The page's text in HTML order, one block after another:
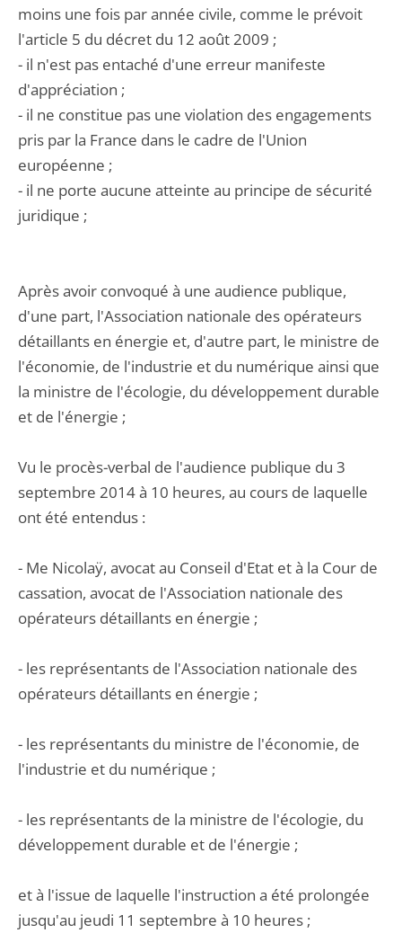
moins une fois par année civile, comme le prévoit
l'article 5 du décret du 12 août 2009 ;
- il n'est pas entaché d'une erreur manifeste
d'appréciation ;
- il ne constitue pas une violation des engagements
pris par la France dans le cadre de l'Union
européenne ;
- il ne porte aucune atteinte au principe de sécurité
juridique ;
Après avoir convoqué à une audience publique,
d'une part, l'Association nationale des opérateurs
détaillants en énergie et, d'autre part, le ministre de
l'économie, de l'industrie et du numérique ainsi que
la ministre de l'écologie, du développement durable
et de l'énergie ;
Vu le procès-verbal de l'audience publique du 3
septembre 2014 à 10 heures, au cours de laquelle
ont été entendus :
- Me Nicolaÿ, avocat au Conseil d'Etat et à la Cour de
cassation, avocat de l'Association nationale des
opérateurs détaillants en énergie ;
- les représentants de l'Association nationale des
opérateurs détaillants en énergie ;
- les représentants du ministre de l'économie, de
l'industrie et du numérique ;
- les représentants de la ministre de l'écologie, du
développement durable et de l'énergie ;
et à l'issue de laquelle l'instruction a été prolongée
jusqu'au jeudi 11 septembre à 10 heures ;